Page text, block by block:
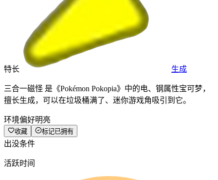
特长 生成
三合一磁怪 是《Pokémon Pokopia》中的电、钢属性宝可梦，
擅长生成，可以在垃圾桶满了、迷你游戏角吸引到它。
环境偏好明亮
收藏 标记已拥有
出没条件
活跃时间